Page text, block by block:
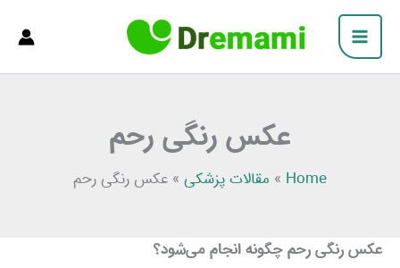
رفتن
محتوا
Main
Menu
عکس رنگی رحم
Home
» مقالات پزشکی » عکس رنگی رحم
عکس رنگی رحم چگونه انجام می‌شود؟